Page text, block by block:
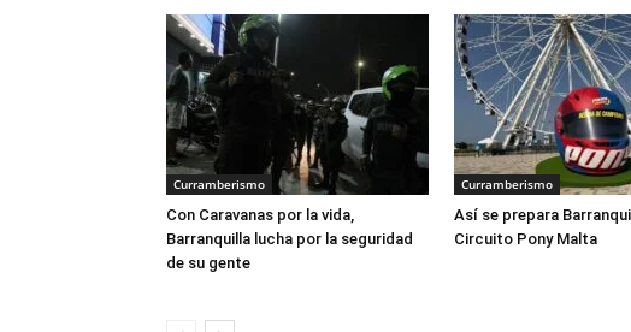
Curramberismo
Con Caravanas por la vida,
Barranquilla lucha por la seguridad
de su gente
Curramberismo
Así se prepara
Circuito Pony Malta